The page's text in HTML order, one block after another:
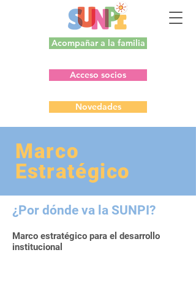
Acompañar a la familia
Acceso socios
Novedades
Marco
Estratégico
¿Por dónde va la SUNPI?
Marco estratégico para el desarrollo
institucional